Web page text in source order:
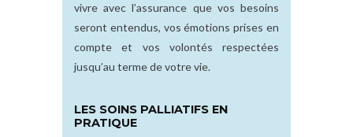
vivre avec l’assurance que vos besoins
seront entendus, vos émotions prises en
compte et vos volontés respectées
jusqu’au terme de votre vie.
LES SOINS PALLIATIFS EN
PRATIQUE